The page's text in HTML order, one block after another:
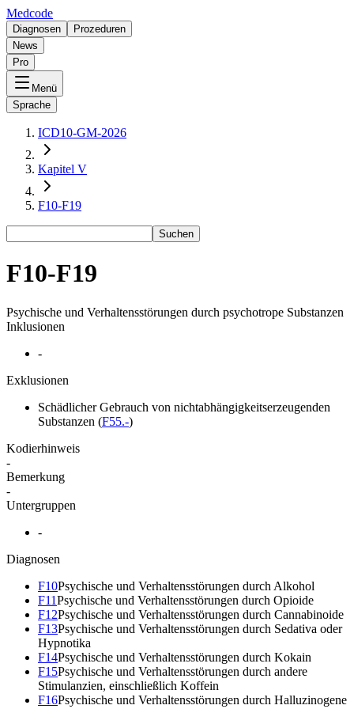
Medcode
Diagnosen
Prozeduren
News
Pro
Menü
Sprache
ICD10-GM-2026
Kapitel V
F10-F19
Suchen
F10-F19
Psychische und Verhaltensstörungen durch psychotrope Substanzen
Inklusionen
-
Exklusionen
Schädlicher Gebrauch von nichtabhängigkeitserzeugenden
Substanzen (F55.-)
Kodierhinweis
-
Bemerkung
-
Untergruppen
-
Diagnosen
F10Psychische und Verhaltensstörungen durch Alkohol
F11Psychische und Verhaltensstörungen durch Opioide
F12Psychische und Verhaltensstörungen durch Cannabinoide
F13Psychische und Verhaltensstörungen durch Sedativa oder
Hypnotika
F14Psychische und Verhaltensstörungen durch Kokain
F15Psychische und Verhaltensstörungen durch andere
Stimulanzien, einschließlich Koffein
F16Psychische und Verhaltensstörungen durch Halluzinogene